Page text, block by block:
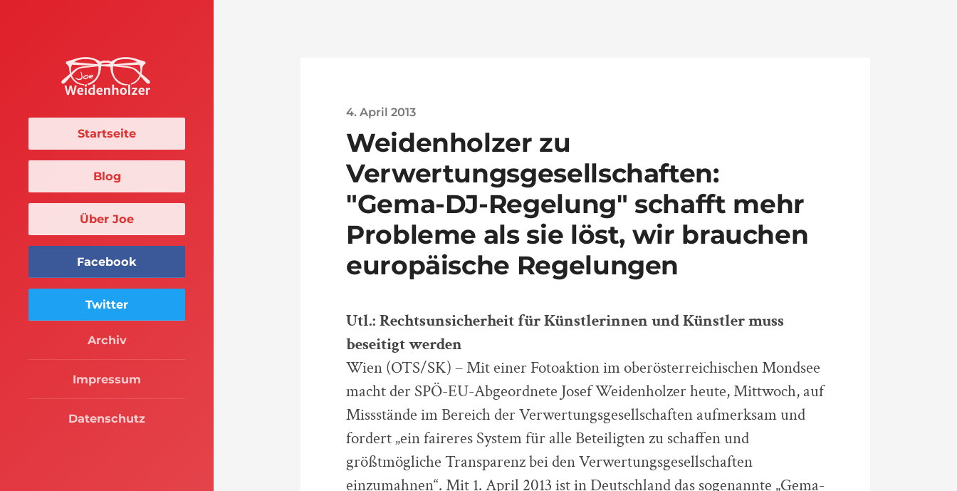
Startseite
Blog
Über Joe
Facebook
Twitter
Archiv
Impressum
Datenschutz
4. April 2013
Weidenholzer zu
Verwertungsgesellschaften:
"Gema-DJ-Regelung" schafft mehr
Probleme als sie löst, wir brauchen
europäische Regelungen
Utl.: Rechtsunsicherheit für Künstlerinnen und Künstler muss
beseitigt werden
Wien (OTS/SK) – Mit einer Fotoaktion im oberösterreichischen Mondsee
macht der SPÖ-EU-Abgeordnete Josef Weidenholzer heute, Mittwoch, auf
Missstände im Bereich der Verwertungsgesellschaften aufmerksam und
fordert „ein faireres System für alle Beteiligten zu schaffen und
größtmögliche Transparenz bei den Verwertungsgesellschaften
einzumahnen“. Mit 1. April 2013 ist in Deutschland das sogenannte „Gema-